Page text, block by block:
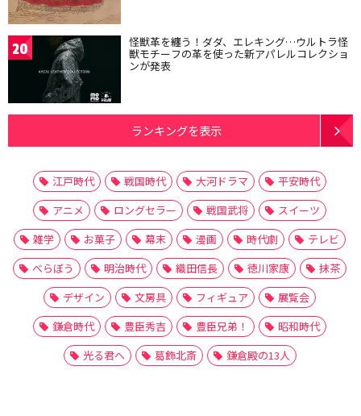
20 怪獣革を纏う！ダダ、エレキング…ウルトラ怪
獣モチーフの革を使った新アパレルコレクショ
ンが発表
ランキングを表示
江戸時代 戦国時代 大河ドラマ
平安時代
アニメ
ロングセラー 戦国武将
スイーツ
雑学
お菓子 幕末 漫画 時代劇
テレビ
べらぼう
明治時代 織田信長 徳川家康
抹茶
デザイン
文房具 フィギュア
展覧会
鎌倉時代
豊臣秀吉 豊臣兄弟！
昭和時代
光る君へ
葛飾北斎 鎌倉殿の13人